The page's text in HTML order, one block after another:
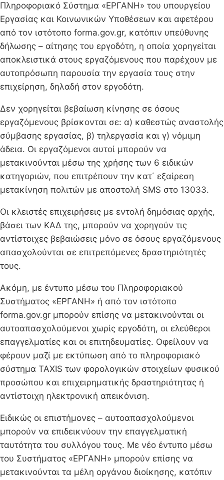
Πληροφοριακό Σύστημα «ΕΡΓΑΝΗ» του υπουργείου
Εργασίας και Κοινωνικών Υποθέσεων και αφετέρου
από τον ιστότοπο forma.gov.gr, κατόπιν υπεύθυνης
δήλωσης – αίτησης του εργοδότη, η οποία χορηγείται
αποκλειστικά στους εργαζόμενους που παρέχουν με
αυτοπρόσωπη παρουσία την εργασία τους στην
επιχείρηση, δηλαδή στον εργοδότη.
Δεν χορηγείται βεβαίωση κίνησης σε όσους
εργαζόμενους βρίσκονται σε: α) καθεστώς αναστολής
σύμβασης εργασίας, β) τηλεργασία και γ) νόμιμη
άδεια. Οι εργαζόμενοι αυτοί μπορούν να
μετακινούνται μέσω της χρήσης των 6 ειδικών
κατηγοριών, που επιτρέπουν την κατ΄ εξαίρεση
μετακίνηση πολιτών με αποστολή SMS στο 13033.
Οι κλειστές επιχειρήσεις με εντολή δημόσιας αρχής,
βάσει των ΚΑΔ της, μπορούν να χορηγούν τις
αντίστοιχες βεβαιώσεις μόνο σε όσους εργαζόμενους
απασχολούνται σε επιτρεπόμενες δραστηριότητές
τους.
Ακόμη, με έντυπο μέσω του Πληροφοριακού
Συστήματος «ΕΡΓΑΝΗ» ή από τον ιστότοπο
forma.gov.gr μπορούν επίσης να μετακινούνται οι
αυτοαπασχολούμενοι χωρίς εργοδότη, οι ελεύθεροι
επαγγελματίες και οι επιτηδευματίες. Οφείλουν να
φέρουν μαζί με εκτύπωση από το πληροφοριακό
σύστημα TAXIS των φορολογικών στοιχείων φυσικού
προσώπου και επιχειρηματικής δραστηριότητας ή
αντίστοιχη ηλεκτρονική απεικόνιση.
Ειδικώς οι επιστήμονες – αυτοαπασχολούμενοι
μπορούν να επιδεικνύουν την επαγγελματική
ταυτότητα του συλλόγου τους. Με νέο έντυπο μέσω
του Συστήματος «ΕΡΓΑΝΗ» μπορούν επίσης να
μετακινούνται τα μέλη οργάνου διοίκησης, κατόπιν